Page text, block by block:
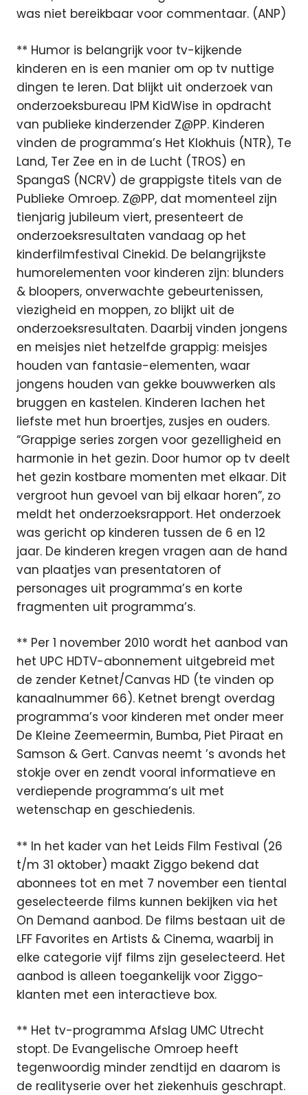
was niet bereikbaar voor commentaar. (ANP)
** Humor is belangrijk voor tv-kijkende
kinderen en is een manier om op tv nuttige
dingen te leren. Dat blijkt uit onderzoek van
onderzoeksbureau IPM KidWise in opdracht
van publieke kinderzender Z@PP. Kinderen
vinden de programma’s Het Klokhuis (NTR), Te
Land, Ter Zee en in de Lucht (TROS) en
SpangaS (NCRV) de grappigste titels van de
Publieke Omroep. Z@PP, dat momenteel zijn
tienjarig jubileum viert, presenteert de
onderzoeksresultaten vandaag op het
kinderfilmfestival Cinekid. De belangrijkste
humorelementen voor kinderen zijn: blunders
& bloopers, onverwachte gebeurtenissen,
viezigheid en moppen, zo blijkt uit de
onderzoeksresultaten. Daarbij vinden jongens
en meisjes niet hetzelfde grappig: meisjes
houden van fantasie-elementen, waar
jongens houden van gekke bouwwerken als
bruggen en kastelen. Kinderen lachen het
liefste met hun broertjes, zusjes en ouders.
“Grappige series zorgen voor gezelligheid en
harmonie in het gezin. Door humor op tv deelt
het gezin kostbare momenten met elkaar. Dit
vergroot hun gevoel van bij elkaar horen”, zo
meldt het onderzoeksrapport. Het onderzoek
was gericht op kinderen tussen de 6 en 12
jaar. De kinderen kregen vragen aan de hand
van plaatjes van presentatoren of
personages uit programma’s en korte
fragmenten uit programma’s.
** Per 1 november 2010 wordt het aanbod van
het UPC HDTV-abonnement uitgebreid met
de zender Ketnet/Canvas HD (te vinden op
kanaalnummer 66). Ketnet brengt overdag
programma’s voor kinderen met onder meer
De Kleine Zeemeermin, Bumba, Piet Piraat en
Samson & Gert. Canvas neemt ’s avonds het
stokje over en zendt vooral informatieve en
verdiepende programma’s uit met
wetenschap en geschiedenis.
** In het kader van het Leids Film Festival (26
t/m 31 oktober) maakt Ziggo bekend dat
abonnees tot en met 7 november een tiental
geselecteerde films kunnen bekijken via het
On Demand aanbod. De films bestaan uit de
LFF Favorites en Artists & Cinema, waarbij in
elke categorie vijf films zijn geselecteerd. Het
aanbod is alleen toegankelijk voor Ziggo-
klanten met een interactieve box.
** Het tv-programma Afslag UMC Utrecht
stopt. De Evangelische Omroep heeft
tegenwoordig minder zendtijd en daarom is
de realityserie over het ziekenhuis geschrapt.